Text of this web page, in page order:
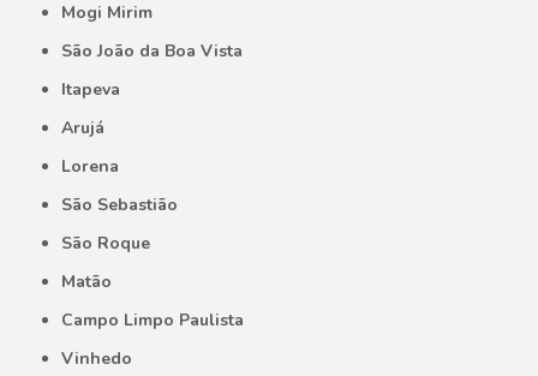
Mogi Mirim
São João da Boa Vista
Itapeva
Arujá
Lorena
São Sebastião
São Roque
Matão
Campo Limpo Paulista
Vinhedo